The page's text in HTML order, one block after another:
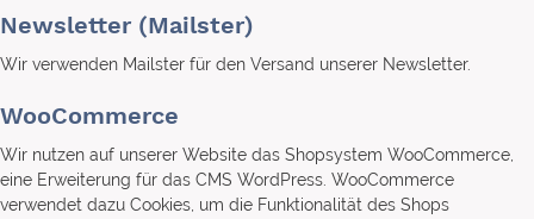
Newsletter (Mailster)
Wir verwenden Mailster für den Versand unserer Newsletter.
WooCommerce
Wir nutzen auf unserer Website das Shopsystem WooCommerce,
eine Erweiterung für das CMS WordPress. WooCommerce
verwendet dazu Cookies, um die Funktionalität des Shops